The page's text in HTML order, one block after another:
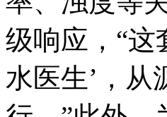
级响应，“这
水医生’，